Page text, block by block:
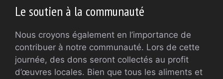
Le soutien à la communauté
Nous croyons également en l’importance de
contribuer à notre communauté. Lors de cette
journée, des dons seront collectés au profit
d’œuvres locales. Bien que tous les aliments et